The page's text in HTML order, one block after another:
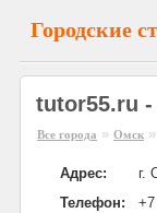
Городские
tutor55.ru
Все города » Омск »
Адрес:
г.
Телефон:
+7